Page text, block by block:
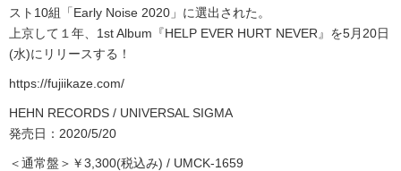
スト10組「Early Noise 2020」に選出された。
上京して１年、1st Album『HELP EVER HURT NEVER』を5月20日
(水)にリリースする！
https://fujiikaze.com/
HEHN RECORDS / UNIVERSAL SIGMA
発売日：2020/5/20
＜通常盤＞￥3,300(税込み) / UMCK-1659